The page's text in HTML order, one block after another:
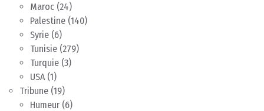
Maroc (24)
Palestine (140)
Syrie (6)
Tunisie (279)
Turquie (3)
USA(1)
Tribune (19)
Humeur (6)